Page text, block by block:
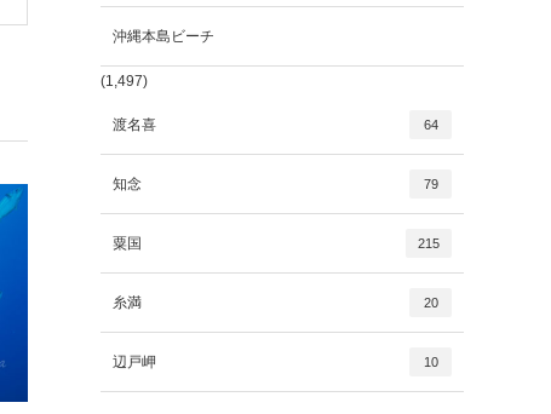
沖縄本島ビーチ
(1,497)
渡名喜 64
知念 79
粟国 215
糸満 20
辺戸岬 10